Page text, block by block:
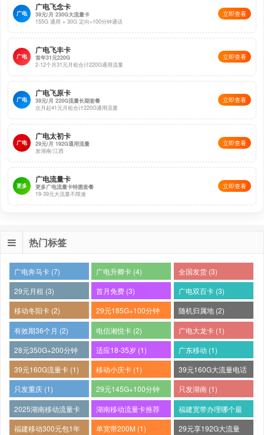
广电
广电飞念卡
39元/月 230G大流量卡
155G 通用 + 30G 定向+100分钟通话
立即查看
广电
广电飞丰卡
首年31元220G
2-12个月31元月租合计220G通用流量
立即查看
广电
广电飞原卡
39元/月 220G流量长期套餐
次月起41元月租合计220G通用流量
立即查看
广电
广电太初卡
29元/月 192G通用流量
发湖南/江西
立即查看
更多
广电流量卡
更多广电流量卡特惠套餐
19-39元大流量不限速
立即查看
热门标签
广电奔马卡 (7) 广电升卿卡 (4)
全国发货 (3)
29元月租 (3)
首月免费 (3)
广电双百卡 (3)
移动冬阳卡 (2)
29元185G+100分钟
(2)
随机归属地 (2)
有效期36个月 (2)
电信湘悦卡 (2)
广电大龙卡 (1)
28元350G+200分钟
(1)
适应18-35岁 (1)
广东移动 (1)
39元160G流量卡 (1)
移动小庆卡 (1)
39元160G大流量电话
卡 (1)
只发重庆 (1)
29元145G+100分钟
(1)
只发湖南 (1)
2025湖南移动流量卡
哪个好 (1)
湖南移动流量卡推荐
(1)
福建宽带办理哪个最
便宜 (1)
福建移动300元包1年 单宽带200M (1) 29元享192G大流量